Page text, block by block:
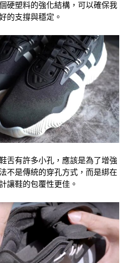
硬塑料的強化結構，可以確保我
的支撐與穩定。
舌有許多小孔，應該是為了增強
不是傳統的穿孔方式，而是綁在
讓鞋的包覆性更佳。